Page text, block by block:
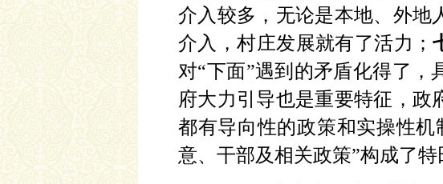
介入较多，无论是本地、外地
介入，村庄发展就有了活力；
对“下面”遇到的矛盾化得了
府大力引导也是重要特征，政
都有导向性的政策和实操性机
意、干部及相关政策”构成了特